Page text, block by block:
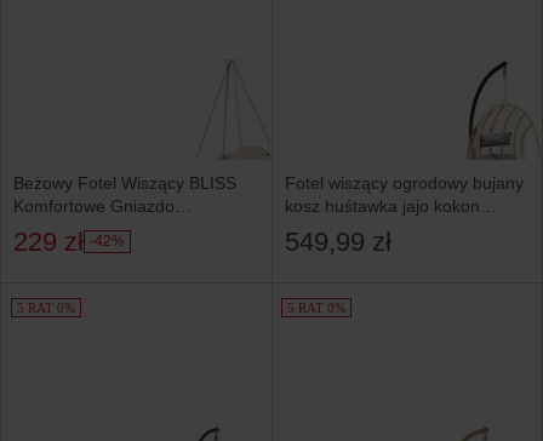
Beżowy Fotel Wiszący BLISS
Komfortowe Gniazdo
z Poduszkami styl BOHO
229 zł -42%
Fotel wiszący ogrodowy bujany
kosz huśtawka jajo kokon
duże poduszki zestaw
549,99 zł
5 RAT 0% 5 RAT 0%